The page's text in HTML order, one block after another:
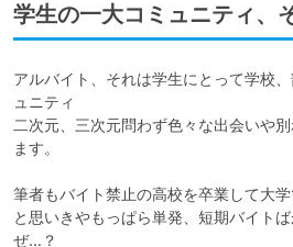
学生の一大コミュニティ、
アルバイト、それは学生にとって学校
ュニティ
二次元、三次元問わず色々な出会いや
ます。
筆者もバイト禁止の高校を卒業して大
と思いきやもっぱら単発、短期バイト